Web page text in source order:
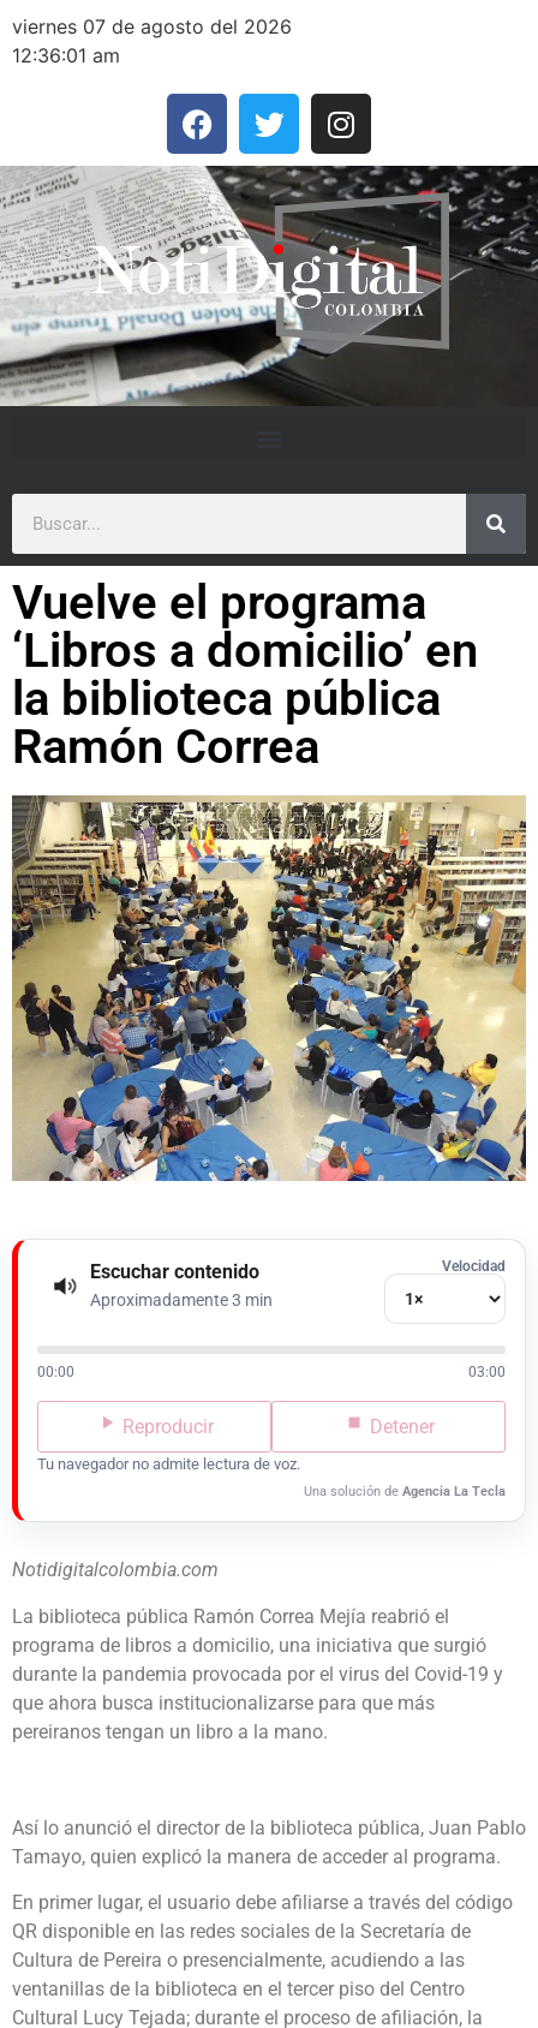
viernes 07 de agosto del 2026
12:36:01 am
Vuelve el programa
‘Libros a domicilio’ en
la biblioteca pública
Ramón Correa
Escuchar contenido
Aproximadamente 3 min
Velocidad
00:00 03:00
Reproducir Detener
Tu navegador no admite lectura de voz.
Una solución de Agencia La Tecla
Notidigitalcolombia.com
La biblioteca pública Ramón Correa Mejía reabrió el
programa de libros a domicilio, una iniciativa que surgió
durante la pandemia provocada por el virus del Covid-19 y
que ahora busca institucionalizarse para que más
pereiranos tengan un libro a la mano.
Así lo anunció el director de la biblioteca pública, Juan Pablo
Tamayo, quien explicó la manera de acceder al programa.
En primer lugar, el usuario debe afiliarse a través del código
QR disponible en las redes sociales de la Secretaría de
Cultura de Pereira o presencialmente, acudiendo a las
ventanillas de la biblioteca en el tercer piso del Centro
Cultural Lucy Tejada; durante el proceso de afiliación, la